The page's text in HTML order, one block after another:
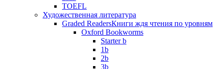
TOEFL
Художественная литература
Graded ReadersКниги ждя чтения по уровням
Oxford Bookworms
Starter b
1b
2b
3b